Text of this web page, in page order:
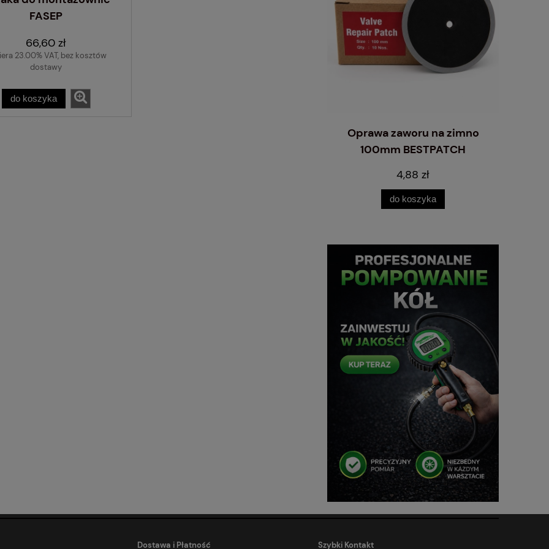
FASEP
66,60 zł
23.00% VAT, bez kosztów
dostawy
do koszyka
Oprawa zaworu na zimno
100mm BESTPATCH
4,88 zł
do koszyka
Dostawa i Płatność Szybki Kontakt